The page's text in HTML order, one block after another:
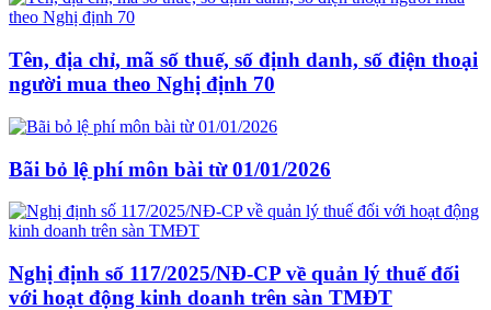
Tên, địa chỉ, mã số thuế, số định danh, số điện thoại
người mua theo Nghị định 70
Bãi bỏ lệ phí môn bài từ 01/01/2026
Nghị định số 117/2025/NĐ-CP về quản lý thuế đối
với hoạt động kinh doanh trên sàn TMĐT